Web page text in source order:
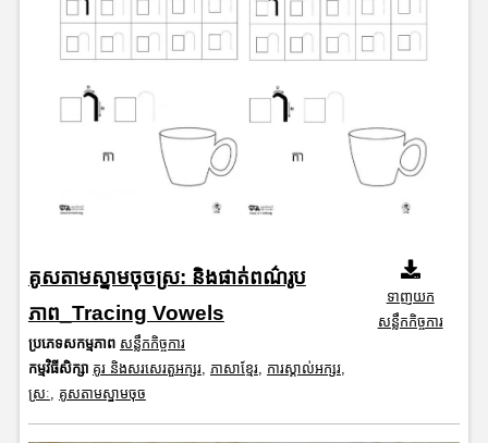
គូសតាមស្នាមចុចស្រ: និងផាត់ពណ៌រូប
ភាព_Tracing Vowels
ប្រភេទសកម្មភាព សន្លឹកកិច្ចការ
កម្មវិធីសិក្សា គូរ និងសរសេរតួអក្សរ, ភាសាខ្មែរ, ការស្គាល់អក្សរ,
ស្រៈ, គូសតាមស្នាមចុច
ទាញយក
សន្លឹកកិច្ចការ